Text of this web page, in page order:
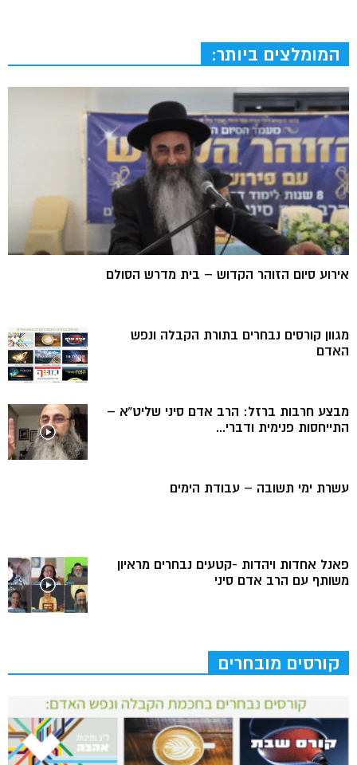
המומלצים ביותר:
אירוע סיום הזוהר הקדוש – בית מדרש הסולם
מגוון קורסים נבחרים בתורת הקבלה ונפש
האדם
מבצע חרבות ברזל: הרב אדם סיני שליט”א –
התייחסות פנימית ודברי...
עשרת ימי תשובה – עבודת הימים
פאנל אחדות ויהדות -קטעים נבחרים מראיון
משותף עם הרב אדם סיני
קורסים מובחרים